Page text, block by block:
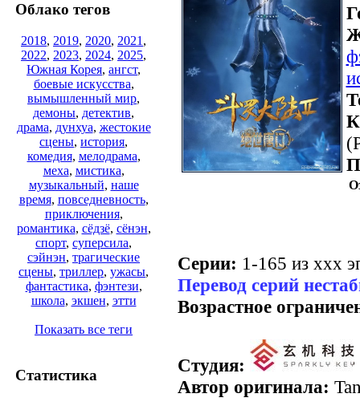
Облако тегов
2018, 2019, 2020, 2021 ,
2022, 2023, 2024, 2025,
Южная Корея, ангст,
боевые искусства,
вымышленный мир,
демоны, детектив,
драма, дунхуа, жестокие
сцены, история,
комедия, мелодрама,
меха, мистика,
музыкальный, наше
время, повседневность,
приключения,
романтика, сёдзё, сёнэн,
спорт, суперсила,
сэйнэн, трагические
сцены, триллер, ужасы,
фантастика, фэнтези,
школа, экшен, этти
Показать все теги
Статистика
Серии: 1-165 из ххх
Перевод серий
Возрастное
Студия:
Автор оригинала: